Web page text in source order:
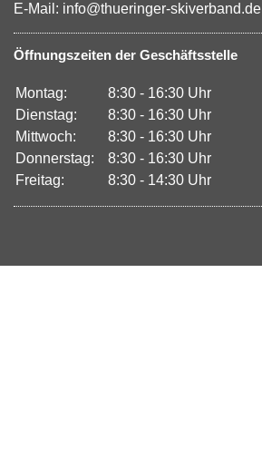
E-Mail: info@thueringer-skiverband.de
Öffnungszeiten der Geschäftsstelle
Montag:
8:30 - 16:30 Uhr
Dienstag:
8:30 - 16:30 Uhr
Mittwoch:
8:30 - 16:30 Uhr
Donnerstag:
8:30 - 16:30 Uhr
Freitag:
8:30 - 14:30 Uhr